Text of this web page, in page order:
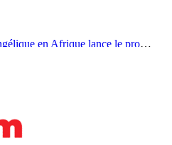
Bukavu : Université Évangélique en Afrique lance le projet A-COD-2026-0110 pour révolutionner sa formation et sa recherche